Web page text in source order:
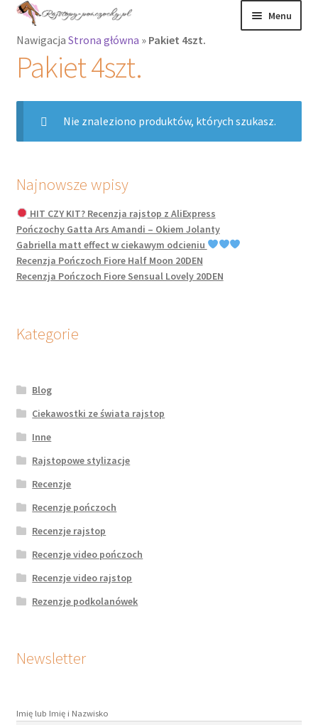
Przejdź
nawigacji
Przejdź
treści
Menu
Rajstopy
Rozwiń
menu
potomne
Pończochy i
zakolanówki
Podkolanówki i
skarpetki
Wszystkie
produkty
Nawigacja Strona główna » Pakiet 4szt.
Pakiet 4szt.
Nie znaleziono produktów, których szukasz.
Najnowsze wpisy
HIT CZY KIT? Recenzja rajstop z AliExpress
Pończochy Gatta Ars Amandi – Okiem Jolanty
Gabriella matt effect w ciekawym odcieniu
Recenzja Pończoch Fiore Half Moon 20DEN
Recenzja Pończoch Fiore Sensual Lovely 20DEN
Kategorie
Blog
Ciekawostki ze świata rajstop
Inne
Rajstopowe stylizacje
Recenzje
Recenzje pończoch
Recenzje rajstop
Recenzje video pończoch
Recenzje video rajstop
Rezenzje podkolanówek
Newsletter
Imię lub Imię i Nazwisko